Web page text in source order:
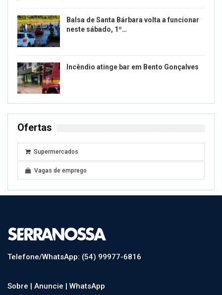
Balsa de Santa Bárbara volta a funcionar
neste sábado, 1º…
Incêndio atinge bar em Bento Gonçalves
Ofertas
Supermercados
Vagas de emprego
Telefone/WhatsApp: (54) 99977-6816
Sobre | Anuncie | WhatsApp